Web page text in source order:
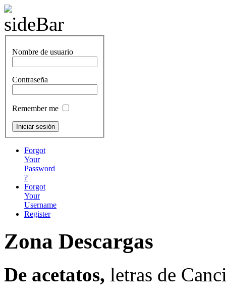
Nombre de usuario
Contraseña
Remember me
Forgot
Your
Password
?
Forgot
Your
Username
Register
Zona Descargas
De acetatos, letras de